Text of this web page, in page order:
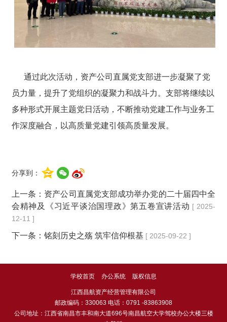
通过此次活动，资产公司直属党支部进一步凝聚了党
员力量，提升了党组织的凝聚力和战斗力。支部将继续以
多种形式开展主题党日活动，不断推动党建工作与业务工
作深度融合，以高质量党建引领高质量发展。
分享到：
上一条： 资产公司直属党支部成功举办党的二十届四中全
会精神及《习近平谈治国理政》第五卷宣讲活动 [ 2025-
12-11 ]
下一条： 铭刻历史之殇 筑牢信仰根基 [ 2025-09-22 ]
学校首页 办公系统 版权信息
江西昌航资产经营管理有限公司
邮政编码：330063 电话：0791 -83863908
公司地址：江西省南昌市丰和南大道696号南昌航空大学驾校办公大楼三楼